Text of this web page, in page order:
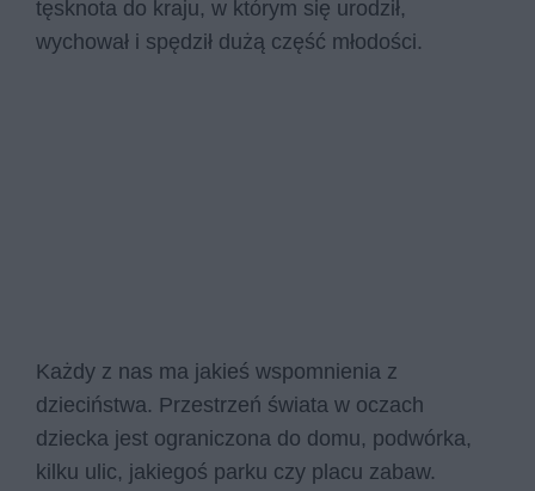
tęsknota do kraju, w którym się urodził,
wychował i spędził dużą część młodości.
Każdy z nas ma jakieś wspomnienia z
dzieciństwa. Przestrzeń świata w oczach
dziecka jest ograniczona do domu, podwórka,
kilku ulic, jakiegoś parku czy placu zabaw.